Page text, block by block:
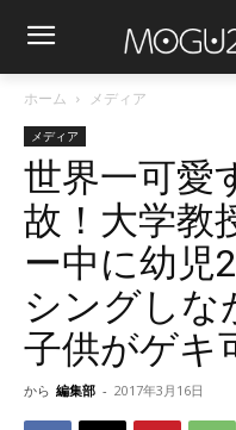
ホーム メディア
メディア
世界一可愛
故！大学教
ー中に幼児
シングしな
子供がゲキ
から 編集部 - 2017年3月16日